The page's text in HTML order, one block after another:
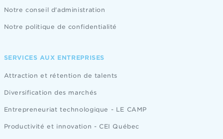
Notre conseil d'administration
Notre politique de confidentialité
SERVICES AUX ENTREPRISES
Attraction et rétention de talents
Diversification des marchés
Entrepreneuriat technologique - LE CAMP
Productivité et innovation - CEI Québec